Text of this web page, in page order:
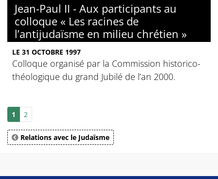
Jean-Paul II - Aux participants au
colloque « Les racines de
l’antijudaïsme en milieu chrétien »
LE 31 OCTOBRE 1997
Colloque organisé par la Commission historico-
théologique du grand Jubilé de l’an 2000.
1 2
Relations avec le Judaïsme